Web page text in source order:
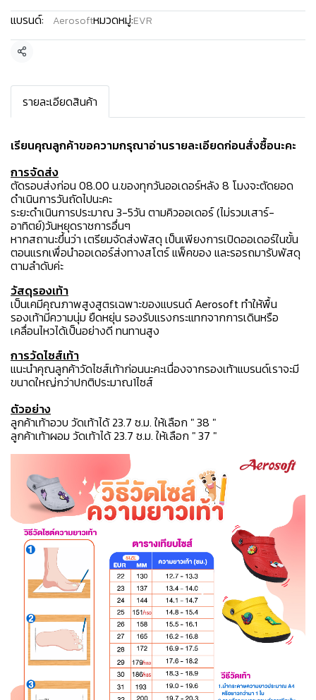
แบรนด์:
Aerosoftหมวดหมู่:EVR
แชร์
รายละเอียดสินค้า
เรียนคุณลูกค้าขอความกรุณาอ่านรายละเอียดก่อนสั่งซื้อนะคะ️
การจัดส่ง
ตัดรอบส่งก่อน 08.00 น.ของทุกวันออเดอร์หลัง 8 โมงจะตัดยอด
ดำเนินการวันถัดไปนะคะ
ระยะดำเนินการประมาณ 3-5วัน ตามคิวออเดอร์ (ไม่รวมเสาร์-
อาทิตย์)วันหยุดราชการอื่นๆ
หากสถานะขึ้นว่า เตรียมจัดส่งพัสดุ เป็นเพียงการเปิดออเดอร์ในขั้น
ตอนแรกเพื่อนำออเดอร์ส่งทางสโตร์ แพ็คของ และรอรถมารับพัสดุ
ตามลำดับค่ะ
วัสดุรองเท้า
เป็นเคมีคุณภาพสูงสูตรเฉพาะของแบรนด์ Aerosoft ทำให้พื้น
รองเท้ามีความนุ่ม ยืดหยุ่น รองรับแรงกระแทกจากการเดินหรือ
เคลื่อนไหวได้เป็นอย่างดี ทนทานสูง
การวัดไซส์เท้า
แนะนำคุณลูกค้าวัดไซส์เท้าก่อนนะคะเนื่องจากรองเท้าแบรนด์เราจะมี
ขนาดใหญ่กว่าปกติประมาณ1ไซส์
ตัวอย่าง
ลูกค้าเท้าอวบ วัดเท้าได้ 23.7 ซ.ม. ให้เลือก " 38 "
ลูกค้าเท้าผอม วัดเท้าได้ 23.7 ซ.ม. ให้เลือก " 37 "